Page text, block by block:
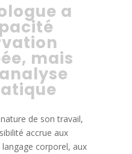
a
mais
de son travail,
accrue aux
corporel, aux